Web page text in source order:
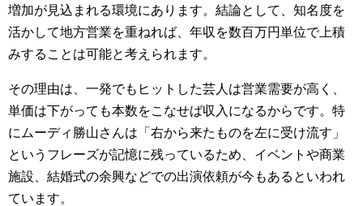
増加が見込まれる環境にあります。結論として、知名度を
活かして地方営業を重ねれば、年収を数百万円単位で上積
みすることは可能と考えられます。
その理由は、一発でもヒットした芸人は営業需要が高く、
単価は下がっても本数をこなせば収入になるからです。特
にムーディ勝山さんは「右から来たものを左に受け流す」
というフレーズが記憶に残っているため、イベントや商業
施設、結婚式の余興などでの出演依頼が今もあるといわれ
ています。